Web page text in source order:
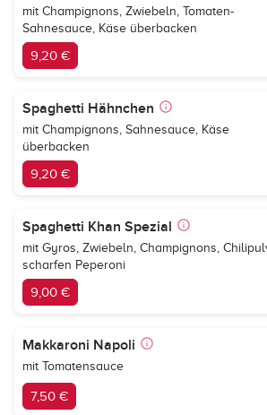
mit Champignons, Zwiebeln, Tomaten-
Sahnesauce, Käse überbacken
9,20 €
Spaghetti Hähnchen
mit Champignons, Sahnesauce, Käse
überbacken
9,20 €
Spaghetti Khan Spezial
mit Gyros, Zwiebeln, Champignons,
scharfen Peperoni
9,00 €
Makkaroni Napoli
mit Tomatensauce
7,50 €